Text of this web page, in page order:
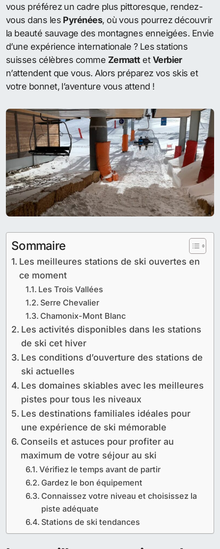
vous préférez un cadre plus pittoresque, rendez-
vous dans les Pyrénées, où vous pourrez découvrir
la beauté sauvage des montagnes enneigées. Envie
d’une expérience internationale ? Les stations
suisses célèbres comme ZermattetVerbier
n’attendent que vous. Alors préparez vos skis et
votre bonnet, l’aventure vous attend !
Sommaire
Les meilleures stations de ski ouvertes en
ce moment
Les Trois Vallées
Serre Chevalier
Chamonix-Mont Blanc
Les activités disponibles dans les stations
de ski cet hiver
Les conditions d’ouverture des stations de
ski actuelles
Les domaines skiables avec les meilleures
pistes pour tous les niveaux
Les destinations familiales idéales pour
une expérience de ski mémorable
Conseils et astuces pour profiter au
maximum de votre séjour au ski
Vérifiez le temps avant de partir
Gardez le bon équipement
Connaissez votre niveau et choisissez la
piste adéquate
Stations de ski tendances